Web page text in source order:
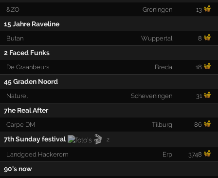
&ZO Groningen 13
15 Jahre Raveline
Butan Wuppertal 8
2 Faced Funks
De Graanbeurs Breda 18
45 Graden Noord
Naturel Scheveningen 31
7he Real After
Carpe DM Tilburg 86
7th Sunday festival 🎬 2
Landgoed Hackerom Erp 3748
90's now